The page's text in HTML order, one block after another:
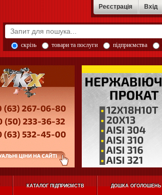
Реєстрація Вхід
скрізь товари та послуги підприємства
КАТАЛОГ ПІДПРИЄМСТВ ДОШКА ОГОЛОШЕНЬ